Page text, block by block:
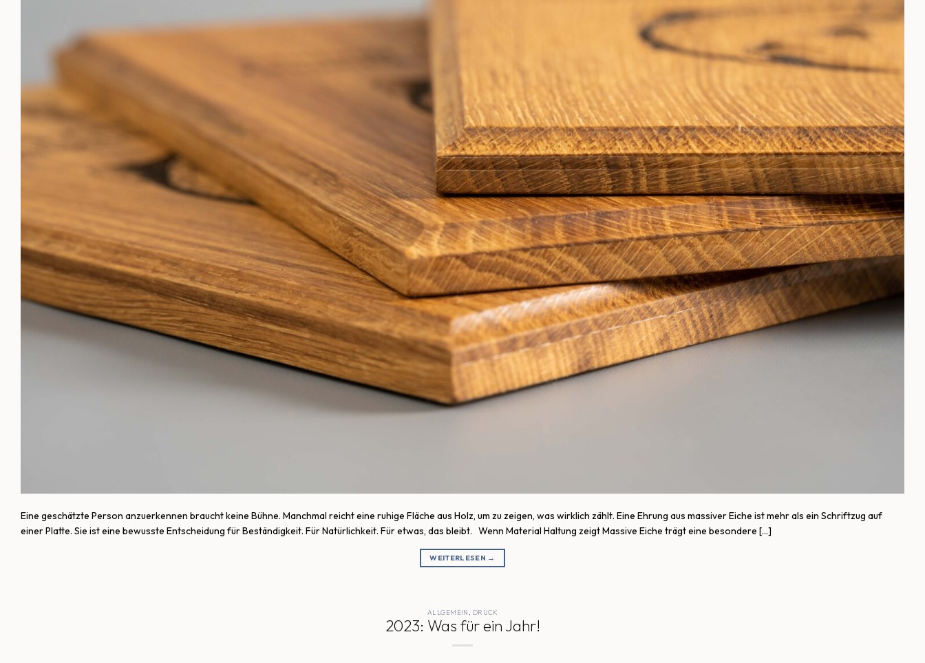
Eine geschätzte Person anzuerkennen braucht keine Bühne. Manchmal reicht eine ruhige Fläche aus Holz, um zu zeigen, was wirklich zählt. Eine Ehrung aus massiver Eiche ist mehr als ein Schriftzug auf
einer Platte. Sie ist eine bewusste Entscheidung für Beständigkeit. Für Natürlichkeit. Für etwas, das bleibt. Wenn Material Haltung zeigt Massive Eiche trägt eine besondere […]
WEITERLESEN →
ALLGEMEIN , DRUCK
2023: Was für ein Jahr!